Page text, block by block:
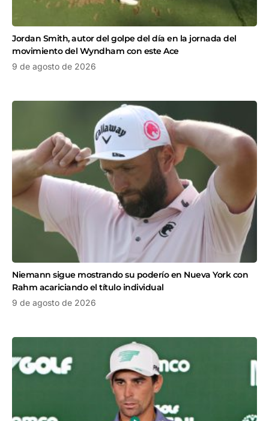
Jordan Smith, autor del golpe del día en la jornada del
movimiento del Wyndham con este Ace
9 de agosto de 2026
Niemann sigue mostrando su poderío en Nueva York con
Rahm acariciando el título individual
9 de agosto de 2026